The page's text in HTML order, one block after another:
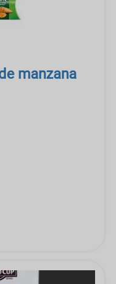
manzana